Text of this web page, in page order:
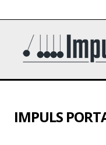
IMPULS